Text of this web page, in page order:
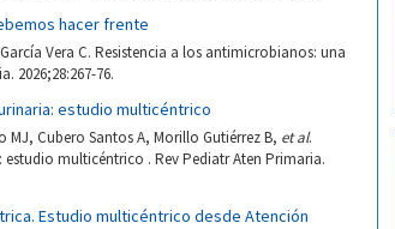
hacer frente
Vera C. Resistencia a los antimicrobianos: una
2026;28:267-76.
estudio multicéntrico
MJ, Cubero Santos A, Morillo Gutiérrez B, et al.
multicéntrico . Rev Pediatr Aten Primaria.
Estudio multicéntrico desde Atención